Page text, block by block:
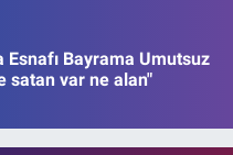
Esnafı Bayrama Umutsuz
satan var ne alan"